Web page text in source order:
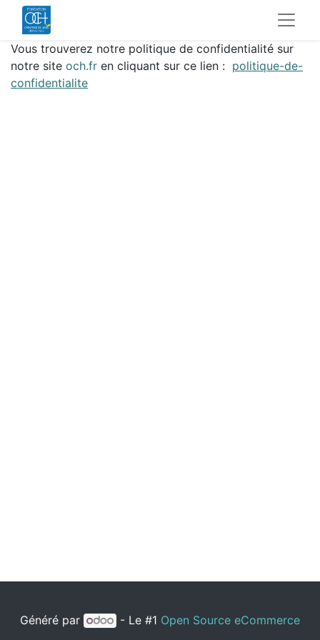
Vous trouverez notre politique de confidentialité sur
notre site och.fr en cliquant sur ce lien : politique-de-
confidentialite
Généré par - Le #1 Open Source eCommerce